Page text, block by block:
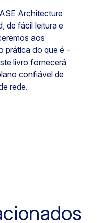
Architecture
de fácil leitura e
aos
prática do que é -
livro fornecerá
confiável de
rede.